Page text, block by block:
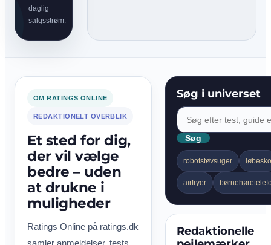
daglig
salgsstrøm.
OM RATINGS ONLINE
REDAKTIONELT OVERBLIK
Et sted for dig,
der vil vælge
bedre – uden
at drukne i
muligheder
Ratings Online på ratings.dk
samler anmeldelser, tests,
Søg i universet
Søg
robotstøvsuger løbesko
airfryer
Redaktionelle